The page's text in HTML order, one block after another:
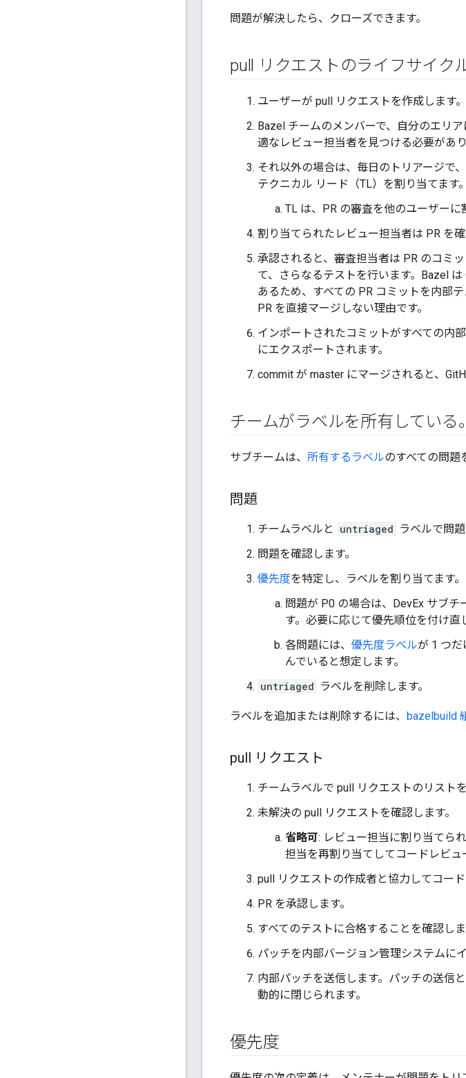
問題が解決したら、クローズできます。
pull リクエストのライフサイク
ユーザーが pull リクエストを作成します。
Bazel チームのメンバーで、自分のエリ
適なレビュー担当者を見つける必要があり
それ以外の場合は、毎日のトリアージで
テクニカル リード（TL）を割り当てます。
TL は、PR の審査を他のユーザーに
割り当てられたレビュー担当者は PR を
承認されると、審査担当者は PR のコミ
て、さらなるテストを行います。Bazel
あるため、すべての PR コミットを内部
PR を直接マージしない理由です。
インポートされたコミットがすべての内
にエクスポートされます。
commit が master にマージされると、
チームがラベルを所有している
サブチームは、 所有するラベルのすべての問題
問題
チームラベルと untriaged ラベルで問
問題を確認します。
優先度を特定し、ラベルを割り当てます。
問題が P0 の場合は、DevEx サブ
す。必要に応じて優先順位を付け直
各問題には、 優先度ラベルが 1 つだ
んでいると想定します。
untriaged ラベルを削除します。
ラベルを追加または削除するには、 bazelbuild
pull リクエスト
チームラベルで pull リクエストのリスト
未解決の pull リクエストを確認します。
省略可: レビュー担当に割り当てら
担当を再割り当てしてコードレビュ
pull リクエストの作成者と協力してコード
PR を承認します。
すべてのテストに合格することを確認しま
パッチを内部バージョン管理システムに
内部パッチを送信します。パッチの送信
動的に閉じられます。
優先度